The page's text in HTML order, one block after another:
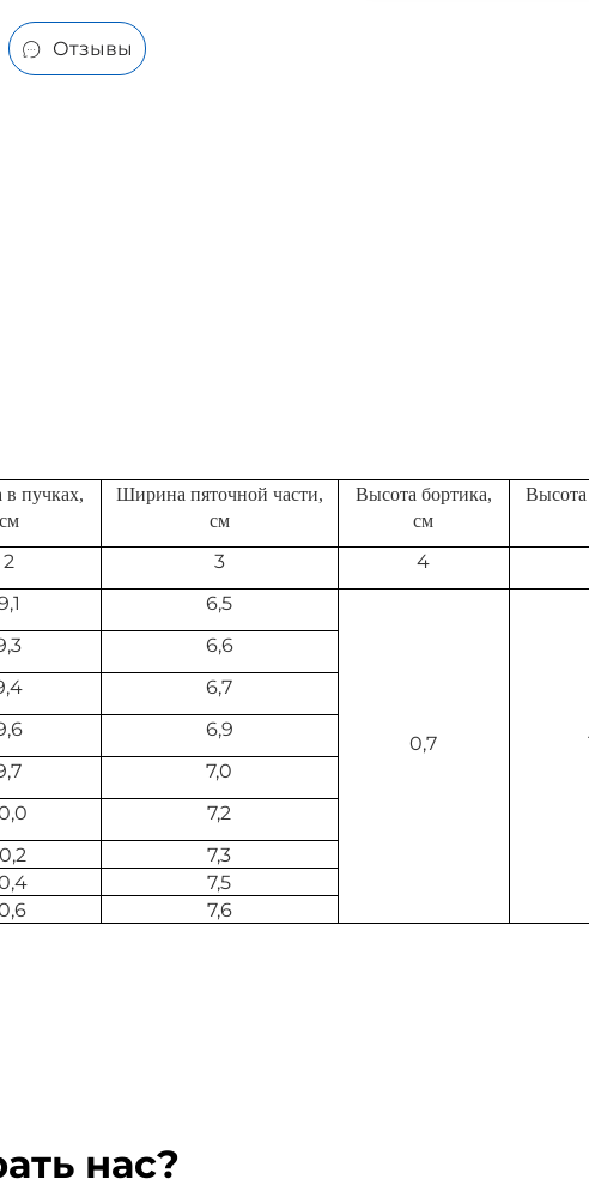
Отзывы
пучках,
см
Ширина пяточной части,
см
Высота бортика,
см
2 3
4
6,5
0,7
6,6
6,7
6,9
7,0
7,2
7,3
7,5
7,6
нас?